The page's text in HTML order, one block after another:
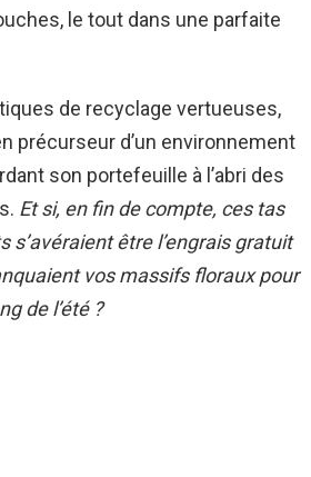
le tout dans une parfaite
de recyclage vertueuses,
précurseur d’un environnement
son portefeuille à l’abri des
Et si, en fin de compte, ces tas
s’avéraient être l’engrais gratuit
vos massifs floraux pour
de l’été ?